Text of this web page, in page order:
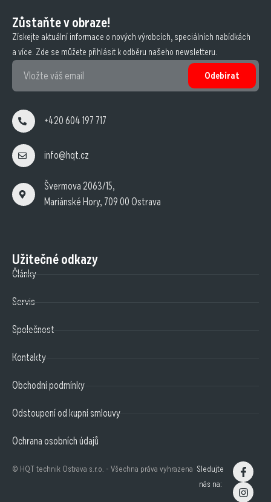
Zůstaňte v obraze!
Získejte aktuální informace o nových výrobcích, speciálních nabídkách
a více. Zde se můžete přihlásit k odběru našeho newsletteru.
Odebírat
+420 604 197 717
info@hqt.cz
Švermova 2063/15,
Mariánské Hory, 709 00 Ostrava
Užitečné odkazy
Články
Servis
Společnost
Kontakty
Obchodní podmínky
Odstoupení od kupní smlouvy
Ochrana osobních údajů
© HQT technik Ostrava s.r.o. - Všechna práva vyhrazena Sledujte
nás na: